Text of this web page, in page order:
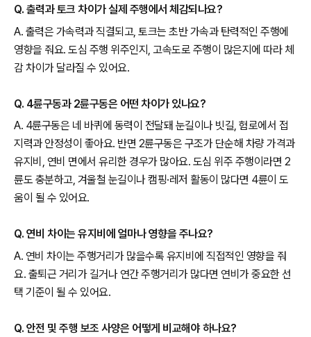
Q. 출력과 토크 차이가 실제 주행에서 체감되나요?
A. 출력은 가속력과 직결되고, 토크는 초반 가속과 탄력적인 주행에
영향을 줘요. 도심 주행 위주인지, 고속도로 주행이 많은지에 따라 체
감 차이가 달라질 수 있어요.
Q. 4륜구동과 2륜구동은 어떤 차이가 있나요?
A. 4륜구동은 네 바퀴에 동력이 전달돼 눈길이나 빗길, 험로에서 접
지력과 안정성이 좋아요. 반면 2륜구동은 구조가 단순해 차량 가격과
유지비, 연비 면에서 유리한 경우가 많아요. 도심 위주 주행이라면 2
륜도 충분하고, 겨울철 눈길이나 캠핑·레저 활동이 많다면 4륜이 도
움이 될 수 있어요.
Q. 연비 차이는 유지비에 얼마나 영향을 주나요?
A. 연비 차이는 주행거리가 많을수록 유지비에 직접적인 영향을 줘
요. 출퇴근 거리가 길거나 연간 주행거리가 많다면 연비가 중요한 선
택 기준이 될 수 있어요.
Q. 안전 및 주행 보조 사양은 어떻게 비교해야 하나요?